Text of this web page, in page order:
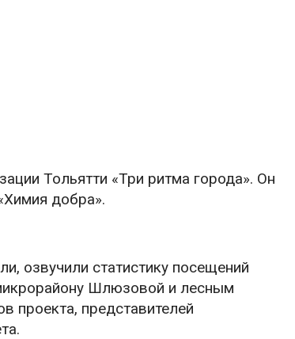
Тольятти «Три ритма города». Он
добра».
озвучили статистику посещений
Шлюзовой и лесным
проекта, представителей